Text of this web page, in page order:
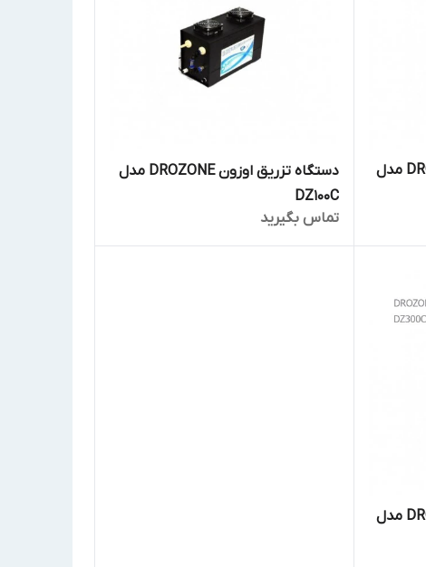
دستگاه تزریق اوزون DROZONE مدل
دستگاه تزریق اوزون DROZONE مدل
DZ100C
تماس بگیرید
دستگاه تزریق اوزون DROZONE مدل